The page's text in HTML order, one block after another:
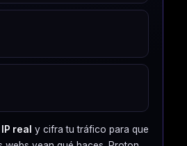
real y cifra tu tráfico para que